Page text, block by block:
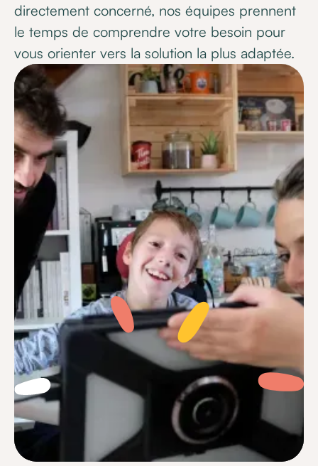
directement concerné, nos équipes prennent
le temps de comprendre votre besoin pour
vous orienter vers la solution la plus adaptée.